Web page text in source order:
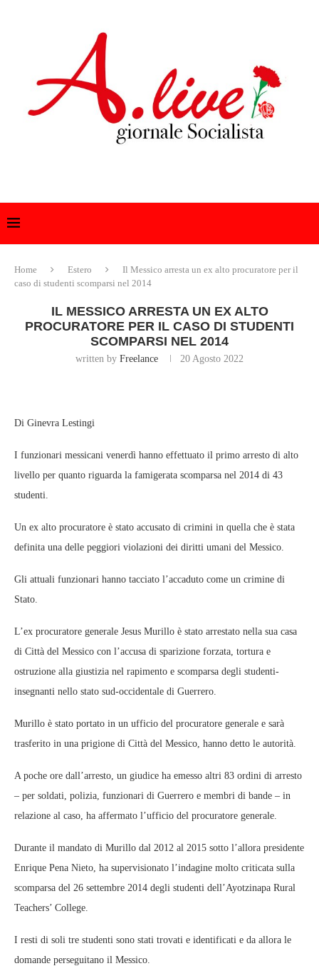
Home Estero
Il Messico arresta un ex alto procuratore per il
caso di studenti scomparsi nel 2014
IL MESSICO ARRESTA UN EX ALTO
PROCURATORE PER IL CASO DI STUDENTI
SCOMPARSI NEL 2014
written by Freelance 20 Agosto 2022
Di Ginevra Lestingi
I funzionari messicani venerdì hanno effettuato il primo arresto di alto
livello per quanto riguarda la famigerata scomparsa nel 2014 di 43
studenti.
Un ex alto procuratore è stato accusato di crimini in quella che è stata
definita una delle peggiori violazioni dei diritti umani del Messico.
Gli attuali funzionari hanno tacciato l’accaduto come un crimine di
Stato.
L’ex procuratore generale Jesus Murillo è stato arrestato nella sua casa
di Città del Messico con l’accusa di sparizione forzata, tortura e
ostruzione alla giustizia nel rapimento e scomparsa degli studenti-
insegnanti nello stato sud-occidentale di Guerrero.
Murillo è stato portato in un ufficio del procuratore generale e sarà
trasferito in una prigione di Città del Messico, hanno detto le autorità.
A poche ore dall’arresto, un giudice ha emesso altri 83 ordini di arresto
– per soldati, polizia, funzionari di Guerrero e membri di bande – in
relazione al caso, ha affermato l’ufficio del procuratore generale.
Durante il mandato di Murillo dal 2012 al 2015 sotto l’allora presidente
Enrique Pena Nieto, ha supervisionato l’indagine molto criticata sulla
scomparsa del 26 settembre 2014 degli studenti dell’Ayotzinapa Rural
Teachers’ College.
I resti di soli tre studenti sono stati trovati e identificati e da allora le
domande perseguitano il Messico.